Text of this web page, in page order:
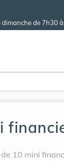
de 7h30
10 mini